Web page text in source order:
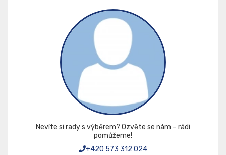
Nevíte si rady s výběrem? Ozvěte se nám – rádi
pomůžeme!
+420 573 312 024